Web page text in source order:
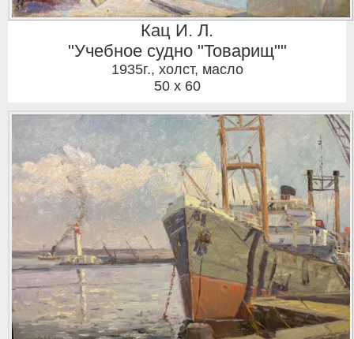
Кац И. Л.
"Учебное судно "Товарищ""
1935г., холст, масло
50 x 60